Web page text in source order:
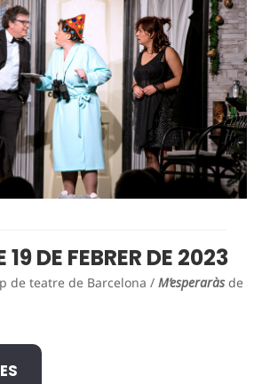
DE FEBRER DE 2023
de teatre de Barcelona / M’esperaràsde